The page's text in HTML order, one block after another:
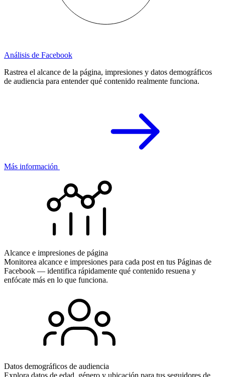
Análisis de Facebook
Rastrea el alcance de la página, impresiones y datos demográficos
de audiencia para entender qué contenido realmente funciona.
Más información
Alcance e impresiones de página
Monitorea alcance e impresiones para cada post en tus Páginas de
Facebook — identifica rápidamente qué contenido resuena y
enfócate más en lo que funciona.
Datos demográficos de audiencia
Explora datos de edad, género y ubicación para tus seguidores de